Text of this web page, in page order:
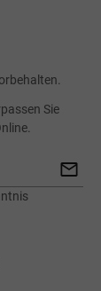
Sie